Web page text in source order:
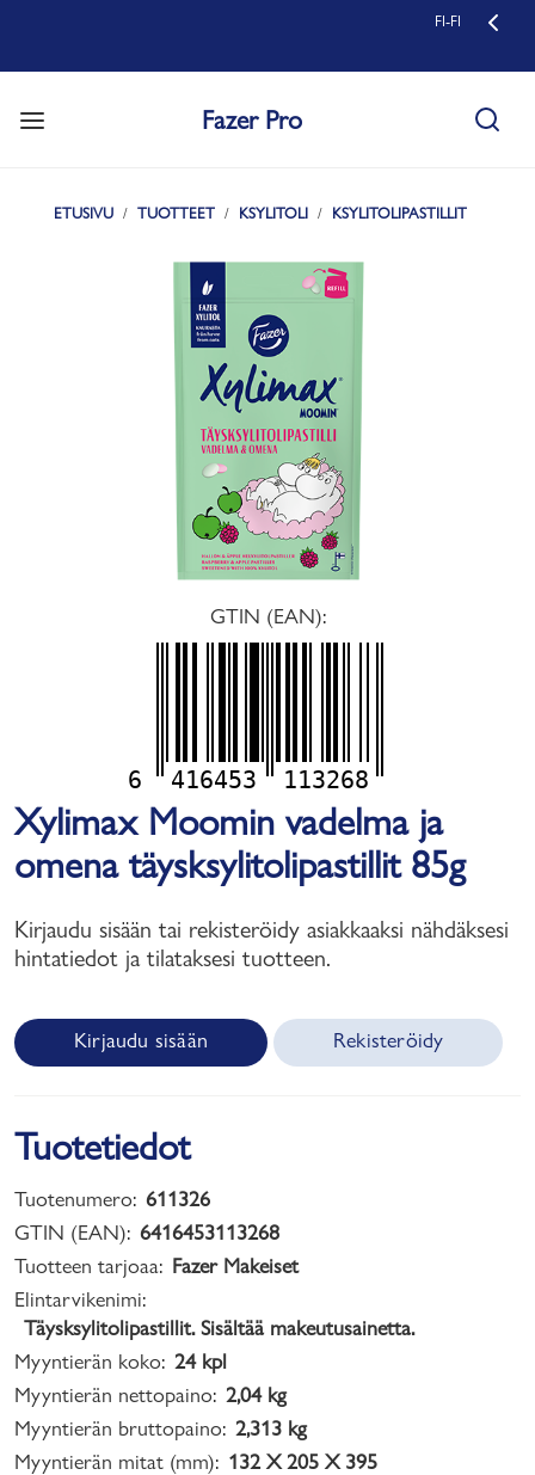
FI-FI
Fazer Pro
ETUSIVU TUOTTEET KSYLITOLI KSYLITOLIPASTILLIT
GTIN (EAN):
6 416453 113268
Xylimax Moomin vadelma ja
omena täysksylitolipastillit 85g
Kirjaudu sisään tai rekisteröidy asiakkaaksi nähdäksesi
hintatiedot ja tilataksesi tuotteen.
Kirjaudu sisään Rekisteröidy
Tuotetiedot
Tuotenumero: 611326
GTIN (EAN): 6416453113268
Tuotteen tarjoaa: Fazer Makeiset
Elintarvikenimi:
Täysksylitolipastillit. Sisältää makeutusainetta.
Myyntierän koko: 24 kpl
Myyntierän nettopaino: 2,04 kg
Myyntierän bruttopaino: 2,313 kg
Myyntierän mitat (mm): 132 X 205 X 395